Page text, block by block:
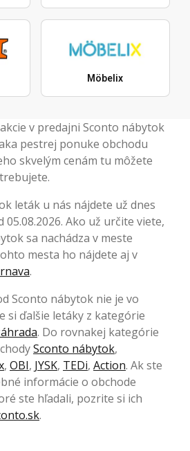
Möbelix
v predajni Sconto nábytok
pestrej ponuke obchodu
skvelým cenám tu môžete
leták u nás nájdete už dnes
05.08.2026. Ako už určite viete,
sa nachádza v meste
mesta ho nájdete aj v
.
Sconto nábytok nie je vo
si ďalšie letáky z kategórie
. Do rovnakej kategórie
Sconto nábytok,
, OBI, JYSK, TEDi, Action. Ak ste
informácie o obchode
ste hľadali, pozrite si ich
.